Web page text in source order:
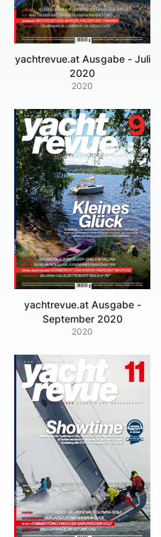
yachtrevue.at Ausgabe - Juli
2020
2020
yachtrevue.at Ausgabe -
September 2020
2020